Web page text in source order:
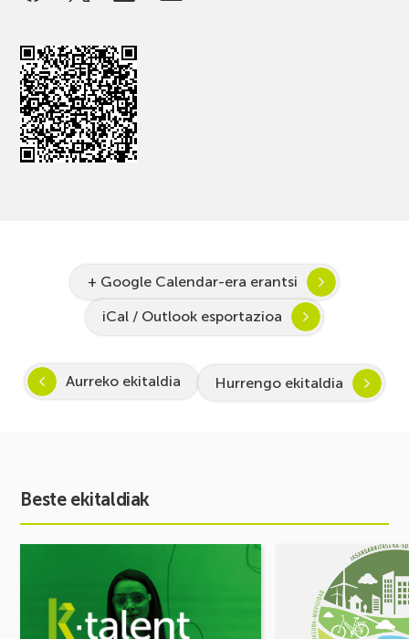
+ Google Calendar-era erantsi
iCal / Outlook esportazioa
Aurreko ekitaldia Hurrengo ekitaldia
Beste ekitaldiak
STEAM
MUGIKORTASUN
FOROA
Partekatu